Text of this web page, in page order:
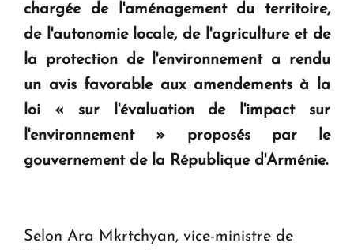
Le premier hôtel Hyatt Regency d'Arménie
ouvrira ses portes à Dilijan
chargée de l'aménagement du territoire,
de l'autonomie locale, de l'agriculture et de
la protection de l'environnement a rendu
un avis favorable aux amendements à la
loi « sur l'évaluation de l'impact sur
l'environnement » proposés par le
gouvernement de la République d'Arménie.
Selon Ara Mkrtchyan, vice-ministre de